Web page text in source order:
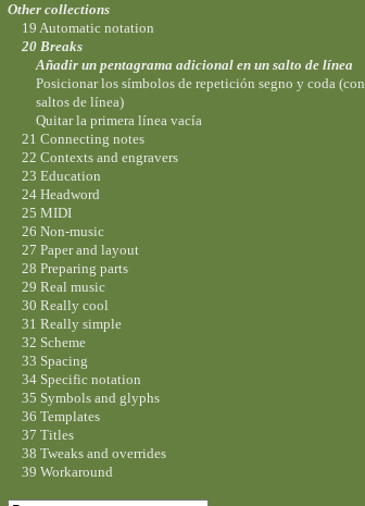
Other collections
19 Automatic notation
20 Breaks
Añadir un pentagrama adicional en un salto de línea
Posicionar los símbolos de repetición segno y coda (con
saltos de línea)
Quitar la primera línea vacía
21 Connecting notes
22 Contexts and engravers
23 Education
24 Headword
25 MIDI
26 Non-music
27 Paper and layout
28 Preparing parts
29 Real music
30 Really cool
31 Really simple
32 Scheme
33 Spacing
34 Specific notation
35 Symbols and glyphs
36 Templates
37 Titles
38 Tweaks and overrides
39 Workaround